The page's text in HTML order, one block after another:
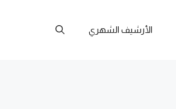
الأرشيف الشهري